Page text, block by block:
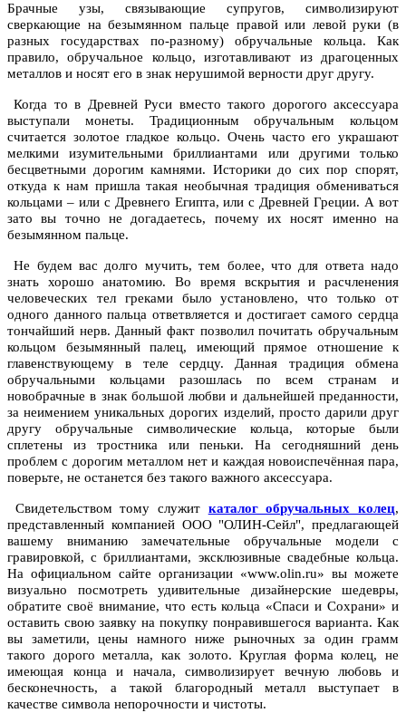
Брачные узы, связывающие супругов, символизируют
сверкающие на безымянном пальце правой или левой руки (в
разных государствах по-разному) обручальные кольца. Как
правило, обручальное кольцо, изготавливают из драгоценных
металлов и носят его в знак нерушимой верности друг другу.
Когда то в Древней Руси вместо такого дорогого аксессуара
выступали монеты. Традиционным обручальным кольцом
считается золотое гладкое кольцо. Очень часто его украшают
мелкими изумительными бриллиантами или другими только
бесцветными дорогим камнями. Историки до сих пор спорят,
откуда к нам пришла такая необычная традиция обмениваться
кольцами – или с Древнего Египта, или с Древней Греции. А вот
зато вы точно не догадаетесь, почему их носят именно на
безымянном пальце.
Не будем вас долго мучить, тем более, что для ответа надо
знать хорошо анатомию. Во время вскрытия и расчленения
человеческих тел греками было установлено, что только от
одного данного пальца ответвляется и достигает самого сердца
тончайший нерв. Данный факт позволил почитать обручальным
кольцом безымянный палец, имеющий прямое отношение к
главенствующему в теле сердцу. Данная традиция обмена
обручальными кольцами разошлась по всем странам и
новобрачные в знак большой любви и дальнейшей преданности,
за неимением уникальных дорогих изделий, просто дарили друг
другу обручальные символические кольца, которые были
сплетены из тростника или пеньки. На сегодняшний день
проблем с дорогим металлом нет и каждая новоиспечённая пара,
поверьте, не останется без такого важного аксессуара.
Свидетельством тому служит каталог обручальных колец,
представленный компанией ООО "ОЛИН-Сейл", предлагающей
вашему вниманию замечательные обручальные модели с
гравировкой, с бриллиантами, эксклюзивные свадебные кольца.
На официальном сайте организации «www.olin.ru» вы можете
визуально посмотреть удивительные дизайнерские шедевры,
обратите своё внимание, что есть кольца «Спаси и Сохрани» и
оставить свою заявку на покупку понравившегося варианта. Как
вы заметили, цены намного ниже рыночных за один грамм
такого дорого металла, как золото. Круглая форма колец, не
имеющая конца и начала, символизирует вечную любовь и
бесконечность, а такой благородный металл выступает в
качестве символа непорочности и чистоты.